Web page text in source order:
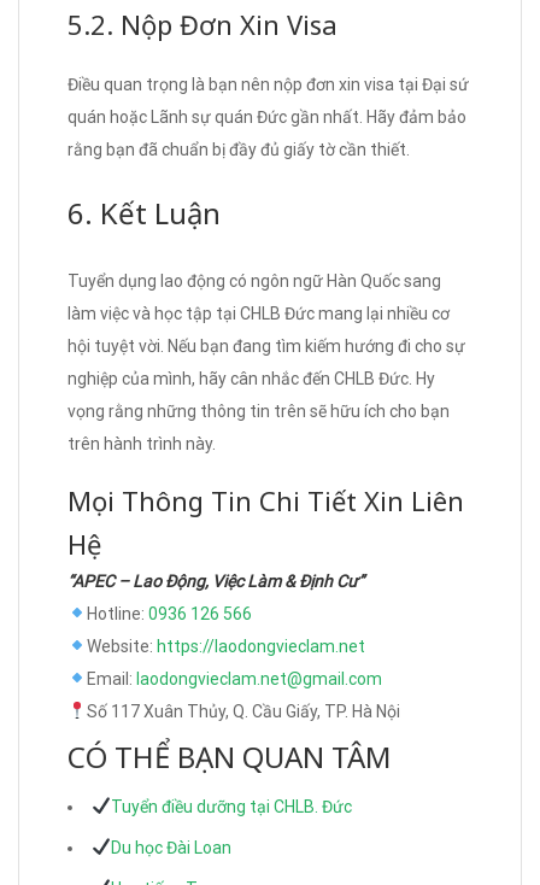
5.2. Nộp Đơn Xin Visa
Điều quan trọng là bạn nên nộp đơn xin visa tại Đại sứ
quán hoặc Lãnh sự quán Đức gần nhất. Hãy đảm bảo
rằng bạn đã chuẩn bị đầy đủ giấy tờ cần thiết.
6. Kết Luận
Tuyển dụng lao động có ngôn ngữ Hàn Quốc sang
làm việc và học tập tại CHLB Đức mang lại nhiều cơ
hội tuyệt vời. Nếu bạn đang tìm kiếm hướng đi cho sự
nghiệp của mình, hãy cân nhắc đến CHLB Đức. Hy
vọng rằng những thông tin trên sẽ hữu ích cho bạn
trên hành trình này.
Mọi Thông Tin Chi Tiết Xin Liên
Hệ
“APEC – Lao Động, Việc Làm & Định Cư”
Hotline: 0936 126 566
Website: https://laodongvieclam.net
Email: laodongvieclam.net@gmail.com
Số 117 Xuân Thủy, Q. Cầu Giấy, TP. Hà Nội
CÓ THỂ BẠN QUAN TÂM
Tuyển điều dưỡng tại CHLB. Đức
Du học Đài Loan